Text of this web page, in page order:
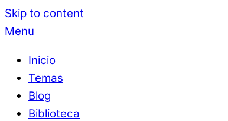
Skip to content
Menu
Inicio
Temas
Blog
Biblioteca